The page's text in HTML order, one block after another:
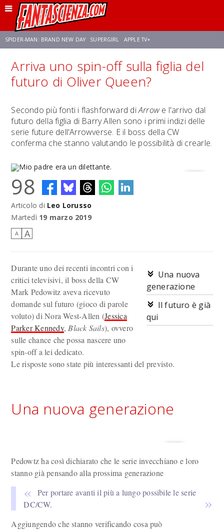
SPIDER-MAN: BRAND NEW DAY SUPERGIRL APPLE TV+
FRANCO RICCIARDIELLO ZENDAYA STAR TREK AVENGERS: DOOMSDAY
Arriva uno spin-off sulla figlia del
futuro di Oliver Queen?
Secondo più fonti i flashforward diArrowe l'arrivo dal
futuro della figlia di Barry Allen sono i primi indizi delle
serie future dell'Arrowverse. E il boss della CW
conferma che stanno valutando le possibilità di crearle.
Mio padre era un dilettante.
98
Articolo di Leo Lorusso
Martedì 19 marzo 2019
A A
Una nuova
generazione
Il futuro è già
qui
Durante uno dei recenti incontri con i
critici televisivi, il boss della CW
Mark Pedowitz aveva ricevuto
domande sul futuro (gioco di parole
voluto) di Nora West-Allen (Jessica
Parker Kennedy, Black Sails), ovvero
sulle chance che possa nascere uno
spin-off a lei dedicato.
Le risposte sono state più interessanti del previsto.
Una nuova generazione
Pedowtz ha così dichiarato che le serie invecchiano e loro
stanno già pensando alla prossima generazione
Per portare avanti il più a lungo possibile le serie
DC/CW.
Aggiungendo che stanno verificando cosa può